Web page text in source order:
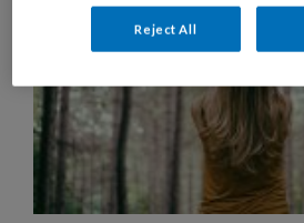
Reject All